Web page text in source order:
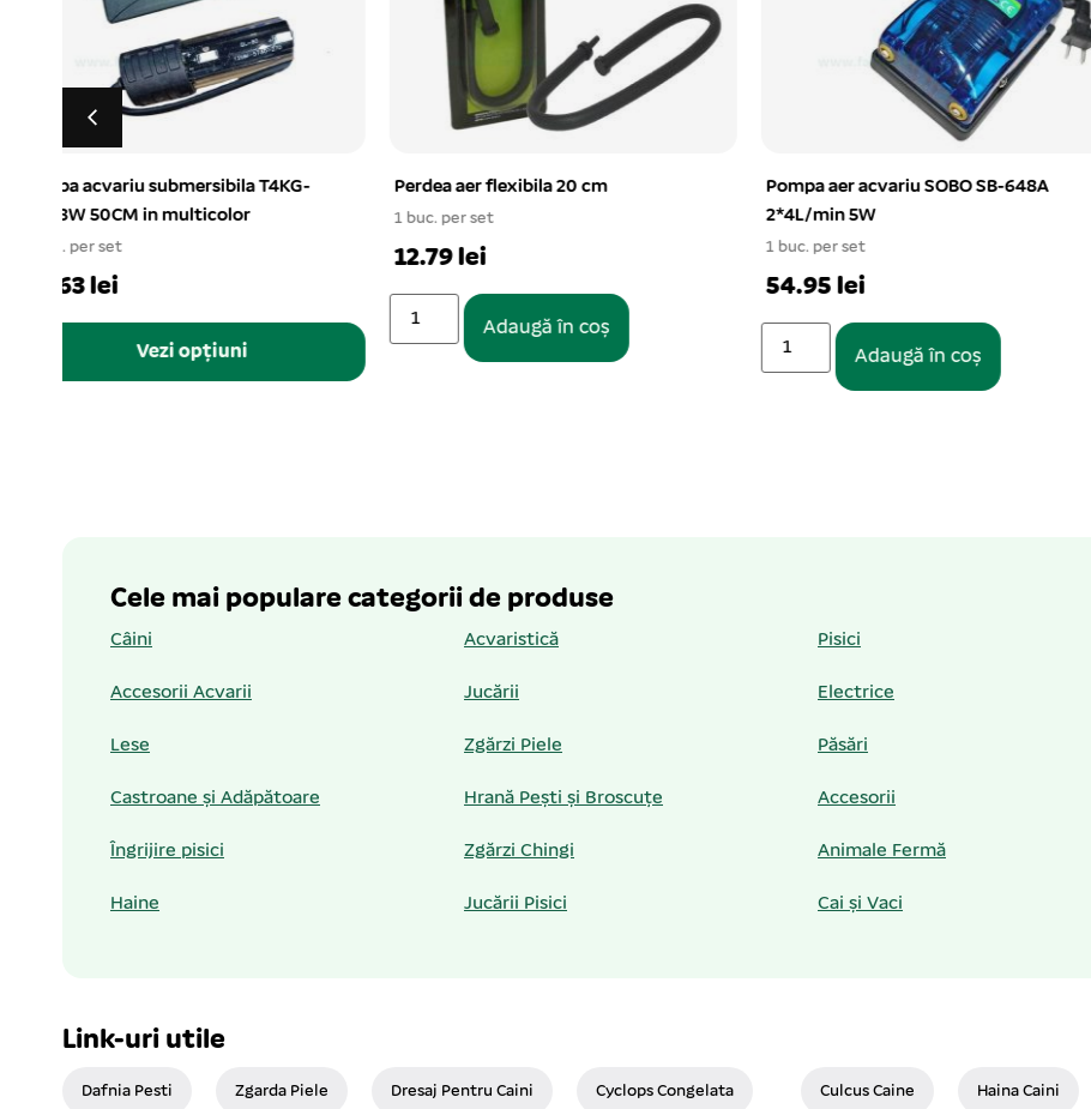
Perdea aer flexibila 20 cm
1 buc. per set
12.79 lei
Adaugă în coș
Pompa aer acvariu SOBO SB-648A
2*4L/min 5W
1 buc. per set
54.95 lei
Adaugă în coș
Filtru burete cu teava dublu NSF-
120
1 buc. per set
24.13 lei
Adaugă în coș
Cele mai populare categorii de produse
Câini Acvaristică Pisici
Accesorii Acvarii Jucării Electrice
Lese Zgărzi Piele Păsări
Castroane și Adăpătoare Hrană Pești și Broscuțe Accesorii
Îngrijire pisici Zgărzi Chingi Animale Fermă
Haine Jucării Pisici Cai și Vaci
Link-uri utile
Dafnia Pesti Zgarda Piele Dresaj Pentru Caini Cyclops Congelata Culcus Caine Haina Caini